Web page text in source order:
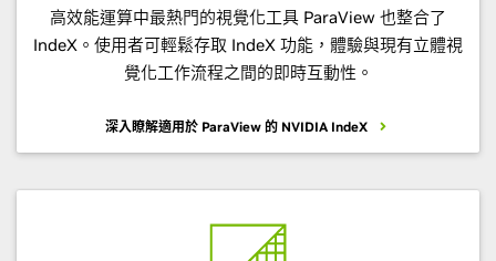
高效能運算中最熱門的視覺化工具 ParaView 也整合了
IndeX。使用者可輕鬆存取 IndeX 功能，體驗與現有立體視
覺化工作流程之間的即時互動性。
深入瞭解適用於 ParaView 的 NVIDIA IndeX